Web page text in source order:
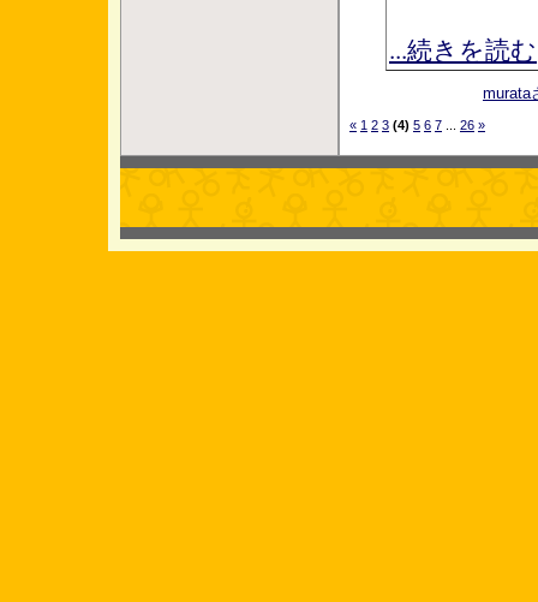
...続きを読む
murata
« 1 2 3 (4) 5 6 7 26 »